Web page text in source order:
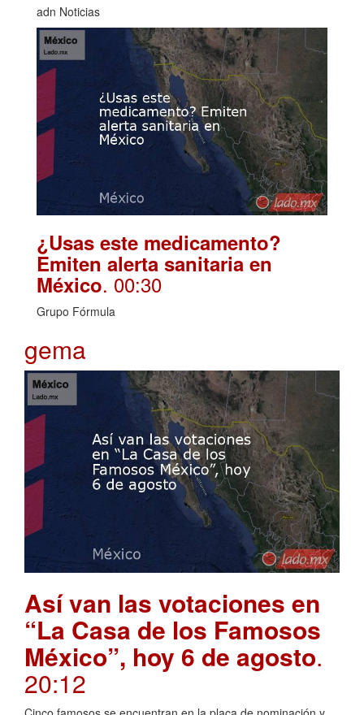
adn Noticias
¿Usas este medicamento?
Emiten alerta sanitaria en
México. 00:30
Grupo Fórmula
gema
Así van las votaciones en
“La Casa de los Famosos
México”, hoy 6 de agosto.
20:12